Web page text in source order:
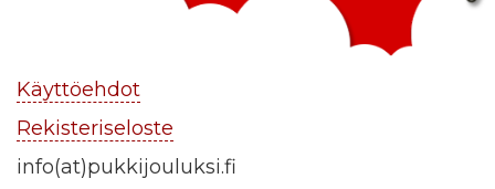
Käyttöehdot
Rekisteriseloste
info(at)pukkijouluksi.fi